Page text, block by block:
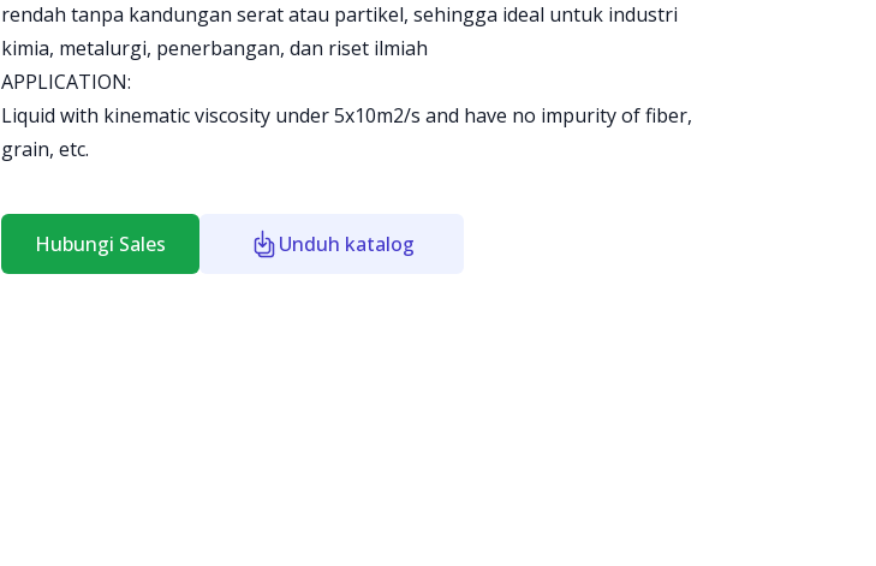
rendah tanpa kandungan serat atau partikel, sehingga ideal untuk industri
kimia, metalurgi, penerbangan, dan riset ilmiah
APPLICATION:
Liquid with kinematic viscosity under 5x10m2/s and have no impurity of fiber,
grain, etc.
Hubungi Sales Unduh katalog